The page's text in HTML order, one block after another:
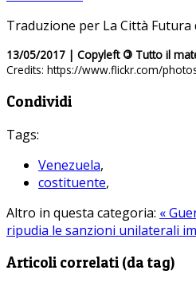
Traduzione per La Città Futura
13/05/2017 | Copyleft © Tutto il
Credits: https://www.flickr.com/
Condividi
Tags:
Venezuela,
costituente,
Altro in questa categoria: «
ripudia le sanzioni unilaterali
Articoli correlati (da tag)